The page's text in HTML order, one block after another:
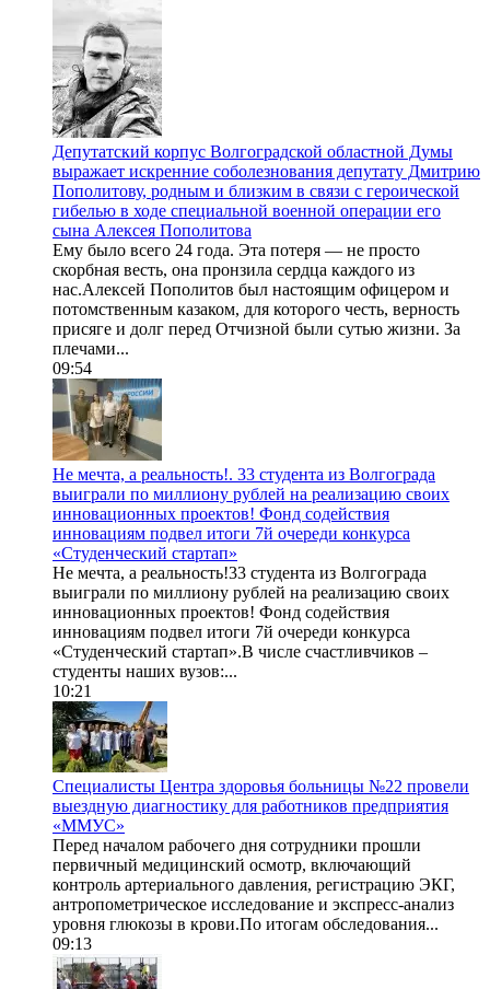
Депутатский корпус Волгоградской областной Думы
выражает искренние соболезнования депутату Дмитрию
Пополитову, родным и близким в связи с героической
гибелью в ходе специальной военной операции его
сына Алексея Пополитова
Ему было всего 24 года. Эта потеря — не просто
скорбная весть, она пронзила сердца каждого из
нас.Алексей Пополитов был настоящим офицером и
потомственным казаком, для которого честь, верность
присяге и долг перед Отчизной были сутью жизни. За
плечами...
09:54
Не мечта, а реальность!. 33 студента из Волгограда
выиграли по миллиону рублей на реализацию своих
инновационных проектов! Фонд содействия
инновациям подвел итоги 7й очереди конкурса
«Студенческий стартап»
Не мечта, а реальность!33 студента из Волгограда
выиграли по миллиону рублей на реализацию своих
инновационных проектов! Фонд содействия
инновациям подвел итоги 7й очереди конкурса
«Студенческий стартап».В числе счастливчиков –
студенты наших вузов:...
10:21
Специалисты Центра здоровья больницы №22 провели
выездную диагностику для работников предприятия
«ММУС»
Перед началом рабочего дня сотрудники прошли
первичный медицинский осмотр, включающий
контроль артериального давления, регистрацию ЭКГ,
антропометрическое исследование и экспресс-анализ
уровня глюкозы в крови.По итогам обследования...
09:13